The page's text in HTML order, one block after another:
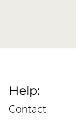
Help:
Contact